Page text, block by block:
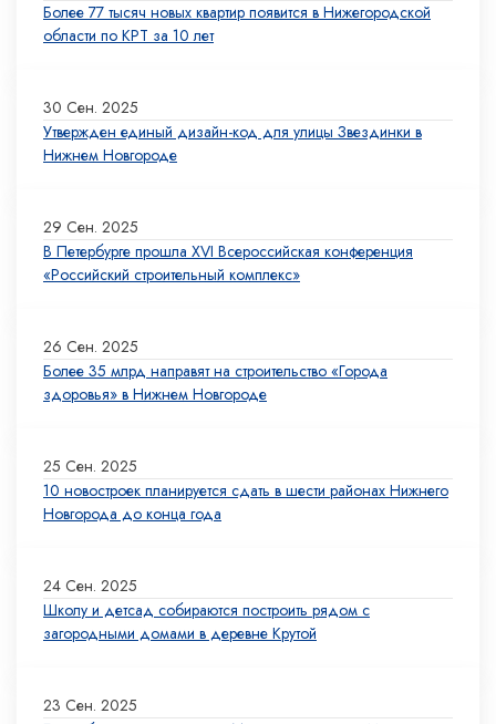
Более 77 тысяч новых квартир появится в Нижегородской
области по КРТ за 10 лет
30 Сен. 2025
Утвержден единый дизайн-код для улицы Звездинки в
Нижнем Новгороде
29 Сен. 2025
В Петербурге прошла XVI Всероссийская конференция
«Российский строительный комплекс»
26 Сен. 2025
Более 35 млрд направят на строительство «Города
здоровья» в Нижнем Новгороде
25 Сен. 2025
10 новостроек планируется сдать в шести районах Нижнего
Новгорода до конца года
24 Сен. 2025
Школу и детсад собираются построить рядом с
загородными домами в деревне Крутой
23 Сен. 2025